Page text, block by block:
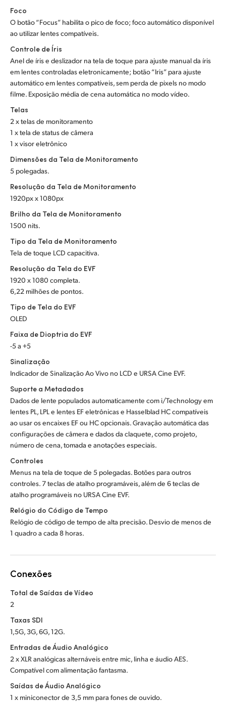
Foco
O botão “Focus” habilita o pico de foco; foco automático disponível
ao utilizar lentes compatíveis.
Controle de Íris
Anel de íris e deslizador na tela de toque para ajuste manual da íris
em lentes controladas eletronicamente; botão “Iris” para ajuste
automático em lentes compatíveis, sem perda de pixels no modo
filme. Exposição média de cena automática no modo vídeo.
Telas
2 x telas de monitoramento
1 x tela de status de câmera
1 x visor eletrônico
Dimensões da Tela de Monitoramento
5 polegadas.
Resolução da Tela de Monitoramento
1920px x 1080px
Brilho da Tela de Monitoramento
1500 nits.
Tipo da Tela de Monitoramento
Tela de toque LCD capacitiva.
Resolução da Tela do EVF
1920 x 1080 completa.
6,22 milhões de pontos.
Tipo de Tela do EVF
OLED
Faixa de Dioptria do EVF
-5 a +5
Sinalização
Indicador de Sinalização Ao Vivo no LCD e URSA Cine EVF.
Suporte a Metadados
Dados de lente populados automaticamente com i/Technology em
lentes PL, LPL e lentes EF eletrônicas e Hasselblad HC compatíveis
ao usar os encaixes EF ou HC opcionais. Gravação automática das
configurações de câmera e dados da claquete, como projeto,
número de cena, tomada e anotações especiais.
Controles
Menus na tela de toque de 5 polegadas. Botões para outros
controles. 7 teclas de atalho programáveis, além de 6 teclas de
atalho programáveis no URSA Cine EVF.
Relógio do Código de Tempo
Relógio de código de tempo de alta precisão. Desvio de menos de
1 quadro a cada 8 horas.
Conexões
Total de Saídas de Vídeo
2
Taxas SDI
1,5G, 3G, 6G, 12G.
Entradas de Áudio Analógico
2 x XLR analógicas alternáveis entre mic, linha e áudio AES.
Compatível com alimentação fantasma.
Saídas de Áudio Analógico
1 x miniconector de 3,5 mm para fones de ouvido.